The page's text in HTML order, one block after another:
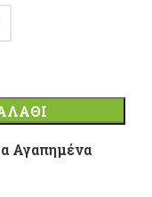
Αγαπημένα